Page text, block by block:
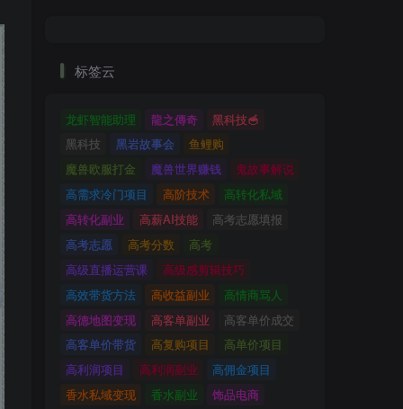
标签云
龙虾智能助理 龍之傳奇
黑科技🥣
黑科技
黑岩故事会
鱼鲤购
魔兽欧服打金
魔兽世界赚钱
鬼故事解说
高需求冷门项目
高阶技术
高转化私域
高转化副业
高薪AI技能
高考志愿填报
高考志愿
高考分数
高考
高级直播运营课
高级感剪辑技巧
高效带货方法
高收益副业
高情商骂人
高德地图变现
高客单副业
高客单价成交
高客单价带货
高复购项目
高单价项目
高利润项目
高利润副业
高佣金项目
香水私域变现
香水副业
饰品电商